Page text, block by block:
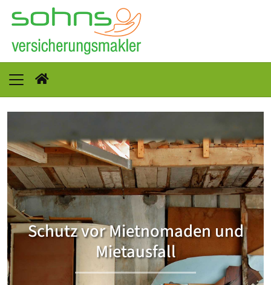
Schutz vor Mietnomaden und
Mietausfall